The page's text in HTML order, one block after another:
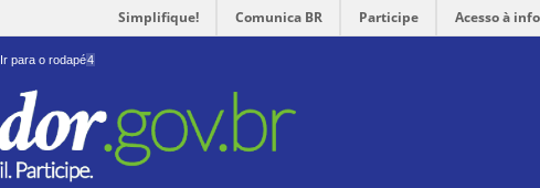
Simplifique! Comunica BR Participe Acesso à
Ir para o rodapé4